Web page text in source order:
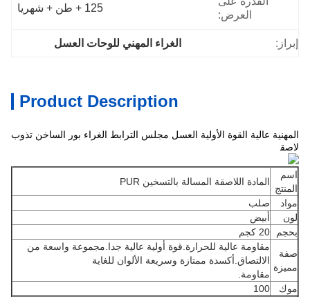
العرض:
125 + طن + شهريا
إبراز: الغراء المهني للوحات العسل
Product Description
المهنية عالية القوة الأولية العسل مجلس الترابط الغراء بور الساخن تذوب
لاصقتخصيص
اسم
المنتج
المادة اللاصقة المسالة بالتسخين PUR
مواد
صلب
لون
أبيض
بحجم
20 كجم
صفة
مميزة
مقاومة عالية للحرارة.قوة أولية عالية جدا.مجموعة واسعة من
الالتصاق.أكسدة ممتازة وسريعة الألوان للغاية
مقاومة.
موك
100